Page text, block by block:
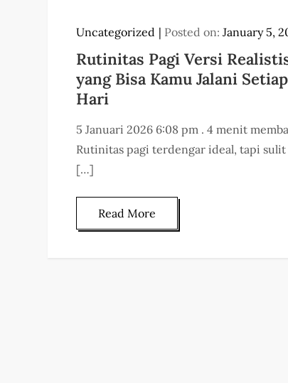
Uncategorized Posted on:January 5,
Rutinitas Pagi Versi
yang Bisa Kamu Jalani Setiap
Hari
5 Januari 2026 6:08 pm . 4 menit
Rutinitas pagi terdengar ideal, tapi sulit
[…]
Read More